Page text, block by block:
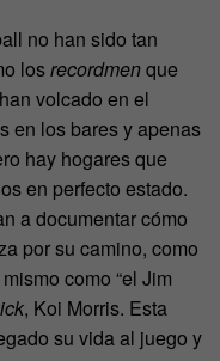
no han sido tan
losrecordmenque
volcado en el
en los bares y apenas
hay hogares que
en perfecto estado.
a documentar cómo
por su camino, como
como “el Jim
, Koi Morris. Esta
su vida al juego y